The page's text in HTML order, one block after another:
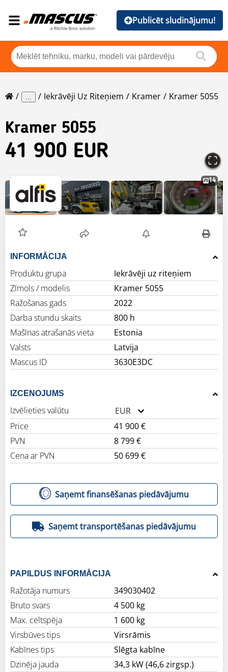
Publicēt sludinājumu!
... Iekrāvēji Uz Riteņiem Kramer Kramer 5055
Kramer 5055
41 900 EUR
14
INFORMĀCIJA
Produktu grupa
Iekrāvēji uz riteņiem
Zīmols / modelis
Kramer 5055
Ražošanas gads
2022
Darba stundu skaits
800 h
Mašīnas atrašanās vieta
Estonia
Valsts
Latvija
Mascus ID
3630E3DC
IZCENOJUMS
Izvēlieties valūtu
EUR
Price
41 900 €
PVN
8 799 €
Cena ar PVN
50 699 €
Saņemt finansēšanas piedāvājumu
Saņemt transportēšanas piedāvājumu
PAPILDUS INFORMĀCIJA
Ražotāja numurs
349030402
Bruto svars
4 500 kg
Max. celtspēja
1 600 kg
Virsbūves tips
Virsrāmis
Kabīnes tips
Slēgta kabīne
Dzinēja jauda
34,3 kW (46,6 zirgsp.)